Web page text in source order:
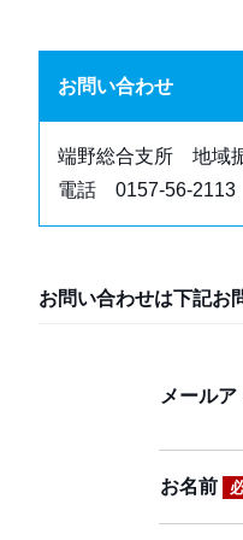
お問い合わせ
端野総合支所 地域
電話 0157-56-2113
お問い合わせは下記お
メールア
お名前